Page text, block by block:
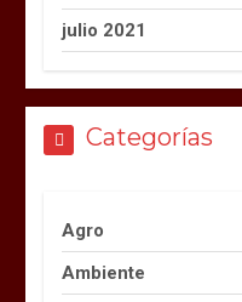
julio 2021
Categorías
Agro
Ambiente